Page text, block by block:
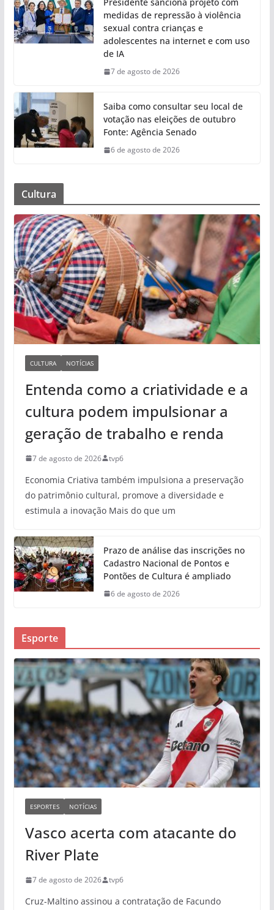
medidas de repressão à violência
sexual contra crianças e
adolescentes na internet e com uso
de IA
7 de agosto de 2026
Saiba como consultar seu local de
votação nas eleições de outubro
Fonte: Agência Senado
6 de agosto de 2026
Cultura
CULTURA NOTÍCIAS
Entenda como a criatividade e a
cultura podem impulsionar a
geração de trabalho e renda
7 de agosto de 2026 tvp6
Economia Criativa também impulsiona a preservação
do patrimônio cultural, promove a diversidade e
estimula a inovação Mais do que um
Prazo de análise das inscrições no
Cadastro Nacional de Pontos e
Pontões de Cultura é ampliado
6 de agosto de 2026
Esporte
ESPORTES NOTÍCIAS
Vasco acerta com atacante do
River Plate
7 de agosto de 2026 tvp6
Cruz-Maltino assinou a contratação de Facundo